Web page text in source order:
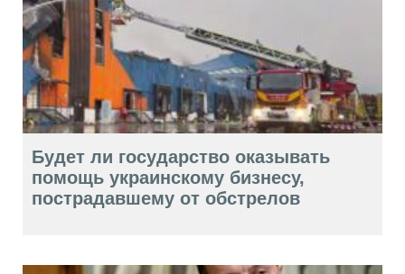
Будет ли государство оказывать
помощь украинскому бизнесу,
пострадавшему от обстрелов